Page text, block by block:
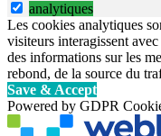
analytiques
Les cookies analytiques
visiteurs interagissent
des informations sur les
rebond, de la source du
Save & Accept
Powered by GDPR